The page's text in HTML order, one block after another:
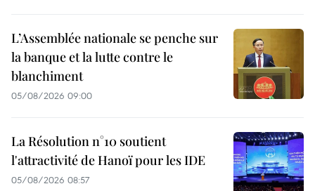
L’Assemblée nationale se penche sur
la banque et la lutte contre le
blanchiment
05/08/2026 09:00
La Résolution n°10 soutient
l'attractivité de Hanoï pour les IDE
05/08/2026 08:57